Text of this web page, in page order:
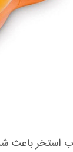
باعث شد